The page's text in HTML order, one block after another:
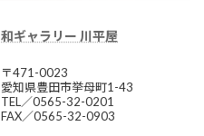
和ギャラリー 川平屋
〒471-0023
愛知県豊田市挙母町1-43
TEL／0565-32-0201
FAX／0565-32-0903